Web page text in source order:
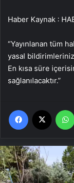
Haber Kaynak :
“Yayınlanan tüm
yasal
En kısa süre
sağlanılacaktır.”
Facebook